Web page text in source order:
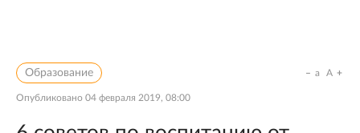
Образование
Опубликовано 04 февраля 2019, 08:00
a A